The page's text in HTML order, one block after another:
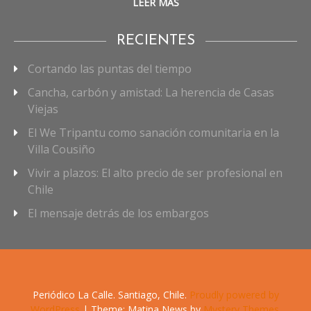
RECIENTES
Cortando las puntas del tiempo
Cancha, carbón y amistad: La herencia de Casas
Viejas
El We Tripantu como sanación comunitaria en la
Villa Cousiño
Vivir a plazos: El alto precio de ser profesional en
Chile
El mensaje detrás de los embargos
Periódico La Calle. Santiago, Chile. Proudly powered by